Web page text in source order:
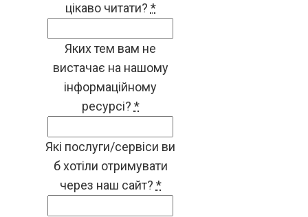
цікаво читати? *
Яких тем вам не
вистачає на нашому
інформаційному
ресурсі? *
Які послуги/сервіси ви
б хотіли отримувати
через наш сайт? *